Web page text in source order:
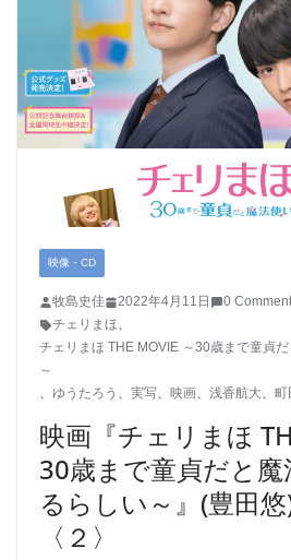
映像・CD
牧島史佳 2022年4月11日
0
チェリまほ、
チェリまほ THE MOVIE ～30歳まで童貞
～
、 ゆうたろう 、 実写、 映画、 浅香航大、 町
映画『チェリまほ
30歳まで童貞だと
るらしい～』(豊田
〈２〉